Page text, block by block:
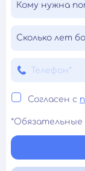
Кому нужна
Сколько лет
Согласен с
*Обязательные